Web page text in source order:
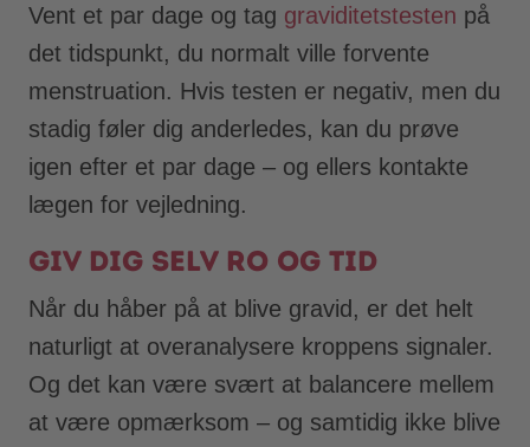
Vent et par dage og tag graviditetstesten på
det tidspunkt, du normalt ville forvente
menstruation. Hvis testen er negativ, men du
stadig føler dig anderledes, kan du prøve
igen efter et par dage – og ellers kontakte
lægen for vejledning.
Giv dig selv ro og tid
Når du håber på at blive gravid, er det helt
naturligt at overanalysere kroppens signaler.
Og det kan være svært at balancere mellem
at være opmærksom – og samtidig ikke blive